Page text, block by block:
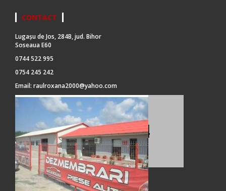
CONTACT
Lugașu de Jos, 284B, jud. Bihor
Soseaua E60
0744 522 995
0754 245 242
Email: raulroxana2000@yahoo.com